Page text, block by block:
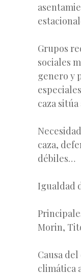
Grupos
sociales
genero y
caza
caza,
débiles…
Igualdad
Morin,
Causa
climática